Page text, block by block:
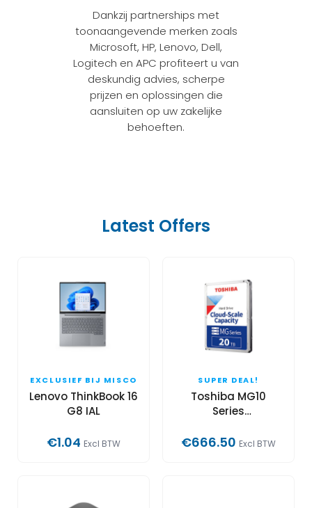
Dankzij partnerships met
toonaangevende merken zoals
Microsoft, HP, Lenovo, Dell,
Logitech en APC profiteert u van
deskundig advies, scherpe
prijzen en oplossingen die
aansluiten op uw zakelijke
behoeften.
Latest Offers
EXCLUSIEF BIJ MISCO
Lenovo ThinkBook 16
G8 IAL
€1.04 Excl BTW
SUPER DEAL!
Toshiba MG10
Series
€666.50 Excl BTW